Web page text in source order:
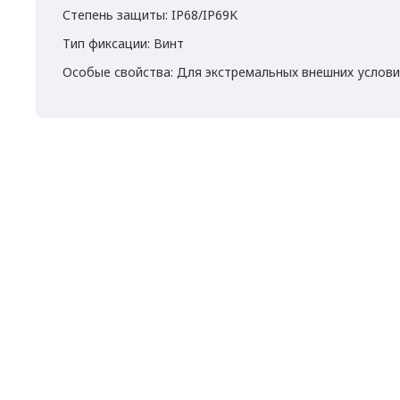
Степень защиты: IP68/IP69K
Тип фиксации: Винт
Особые свойства: Для экстремальных внешних